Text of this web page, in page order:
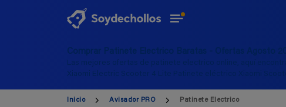
Comprar Patinete Electrico Baratas - Ofertas Agosto
Las mejores ofertas de patinete electrico online, aquí
Xiaomi Electric Scooter 4 Lite Patinete eléctrico Xiaomi
Inicio Avisador PRO Patinete Electrico